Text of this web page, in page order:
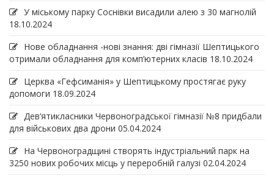
У міському парку Соснівки висадили алею з 30 магнолій
18.10.2024
Нове обладнання -нові знання: дві гімназії Шептицького
отримали обладнання для комп’ютерних класів 18.10.2024
Церква «Гефсиманія» у Шептицькому простягає руку
допомоги 18.09.2024
Дев‘ятикласники Червоноградської гімназії №8 придбали
для військових два дрони 05.04.2024
На Червоноградщині створять індустріальний парк на
3250 нових робочих місць у переробній галузі 02.04.2024